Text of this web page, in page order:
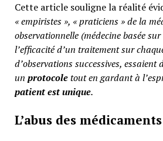
Cette article souligne la réalité
« empiristes », « praticiens » de la
observationnelle (médecine basée
l’efficacité d’un traitement sur
d’observations successives, essaient
un protocoletout en gardant à
patient est unique.
L’abus des médicaments